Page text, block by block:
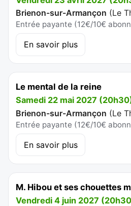
Brienon-sur-Armançon (Le
Entrée payante (12€/10€
En savoir plus
Le mental de la reine
Samedi 22 mai 2027
Brienon-sur-Armançon (Le
Entrée payante (12€/10€
En savoir plus
M. Hibou et ses chouettes
Vendredi 4 juin 2027